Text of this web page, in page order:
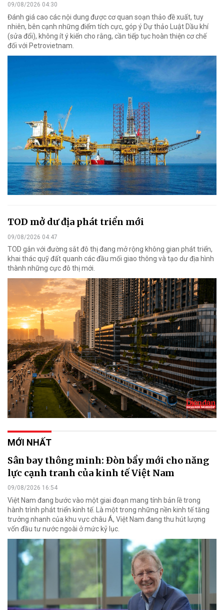
09/08/2026 04:30
Đánh giá cao các nội dung được cơ quan soạn thảo đề xuất, tuy
nhiên, bên cạnh những điểm tích cực, góp ý Dự thảo Luật Dầu khí
(sửa đổi), không ít ý kiến cho rằng, cần tiếp tục hoàn thiện cơ chế
đối với Petrovietnam.
TOD mở dư địa phát triển mới
09/08/2026 04:47
TOD gắn với đường sắt đô thị đang mở rộng không gian phát triển,
khai thác quỹ đất quanh các đầu mối giao thông và tạo dư địa hình
thành những cực đô thị mới.
MỚI NHẤT
Sân bay thông minh: Đòn bẩy mới cho năng
lực cạnh tranh của kinh tế Việt Nam
09/08/2026 16:54
Việt Nam đang bước vào một giai đoạn mang tính bản lề trong
hành trình phát triển kinh tế. Là một trong những nền kinh tế tăng
trưởng nhanh của khu vực châu Á, Việt Nam đang thu hút lượng
vốn đầu tư nước ngoài ở mức kỷ lục.